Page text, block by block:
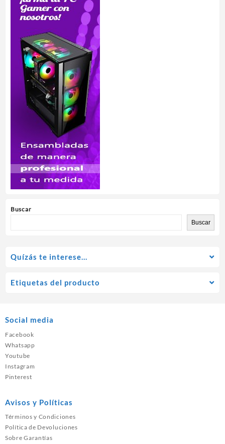
Buscar
Buscar
Quízás te interese…
Etiquetas del producto
Social media
Facebook
Whatsapp
Youtube
Instagram
Pinterest
Avisos y Políticas
Términos y Condiciones
Política de Devoluciones
Sobre Garantías